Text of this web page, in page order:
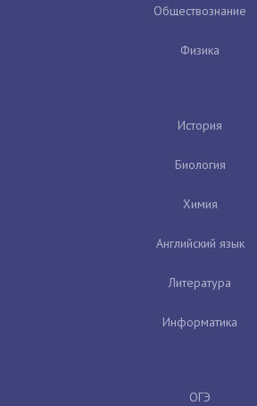
Обществознание
Физика
История
Биология
Химия
Английский язык
Литература
Информатика
ОГЭ